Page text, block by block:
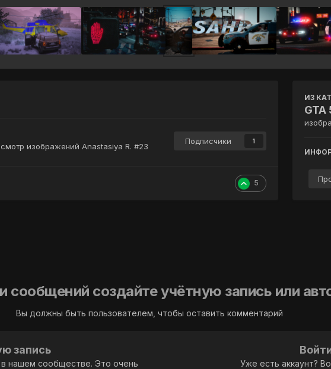
изображений Anastasiya R. #23
Подписчики 1
5
ИЗ
GTA
сообщений создайте учётную запись или
Вы должны быть пользователем, чтобы оставить комментарий
запись
нашем сообществе. Это очень Уже есть аккаунт?